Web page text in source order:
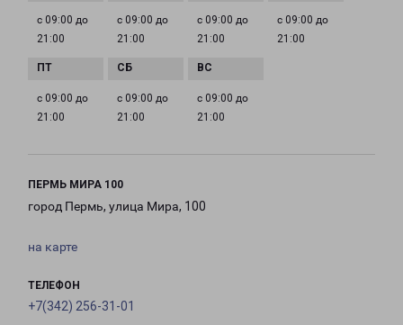
с 09:00 до
21:00
с 09:00 до
21:00
с 09:00 до
21:00
с 09:00 до
21:00
с 09:00 до
21:00
с 09:00 до
21:00
с 09:00 до
21:00
ПЕРМЬ МИРА 100
город Пермь, улица Мира, 100
на карте
ТЕЛЕФОН
+7(342) 256-31-01